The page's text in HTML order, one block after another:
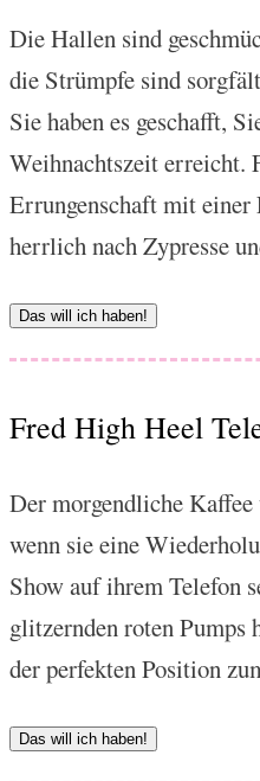
Die Hallen sind
die Strümpfe sind
Sie haben es geschafft,
Weihnachtszeit erreicht.
Errungenschaft mit
herrlich nach Zypresse
Das will ich haben!
Fred High Heel
Der morgendliche
wenn sie eine
Show auf ihrem Telefon
glitzernden roten Pumps
der perfekten Position
Das will ich haben!